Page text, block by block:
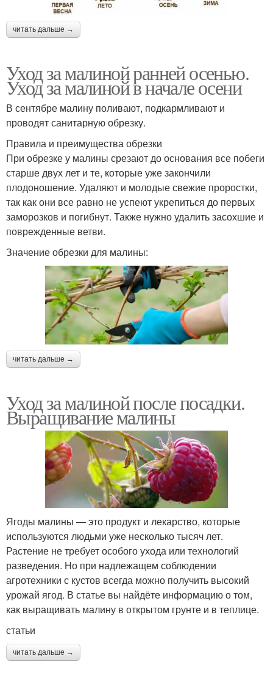
читать дальше →
Уход за малиной ранней осенью.
Уход за малиной в начале осени
В сентябре малину поливают, подкармливают и
проводят санитарную обрезку.
Правила и преимущества обрезки
При обрезке у малины срезают до основания все побеги
старше двух лет и те, которые уже закончили
плодоношение. Удаляют и молодые свежие проростки,
так как они все равно не успеют укрепиться до первых
заморозков и погибнут. Также нужно удалить засохшие и
поврежденные ветви.
Значение обрезки для малины:
читать дальше →
Уход за малиной после посадки.
Выращивание малины
Ягоды малины — это продукт и лекарство, которые
используются людьми уже несколько тысяч лет.
Растение не требует особого ухода или технологий
разведения. Но при надлежащем соблюдении
агротехники с кустов всегда можно получить высокий
урожай ягод. В статье вы найдёте информацию о том,
как выращивать малину в открытом грунте и в теплице.
статьи
читать дальше →